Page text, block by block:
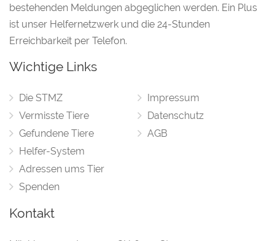
bestehenden Meldungen abgeglichen werden. Ein Plus
ist unser Helfernetzwerk und die 24-Stunden
Erreichbarkeit per Telefon.
Wichtige Links
Die STMZ
Vermisste Tiere
Gefundene Tiere
Helfer-System
Adressen ums Tier
Spenden
Impressum
Datenschutz
AGB
Kontakt